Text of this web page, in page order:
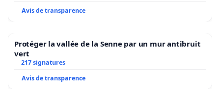
Avis de transparence
Protéger la vallée de la Senne par un mur antibruit
vert
217 signatures
Avis de transparence